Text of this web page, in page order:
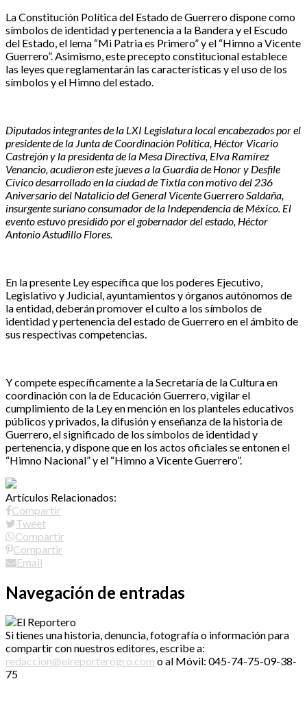
La Constitución Política del Estado de Guerrero dispone como
símbolos de identidad y pertenencia a la Bandera y el Escudo
del Estado, el lema “Mi Patria es Primero” y el “Himno a Vicente
Guerrero”. Asimismo, este precepto constitucional establece
las leyes que reglamentarán las características y el uso de los
símbolos y el Himno del estado.
Diputados integrantes de la LXI Legislatura local encabezados por el
presidente de la Junta de Coordinación Política, Héctor Vicario
Castrejón y la presidenta de la Mesa Directiva, Elva Ramírez
Venancio, acudieron este jueves a la Guardia de Honor y Desfile
Cívico desarrollado en la ciudad de Tixtla con motivo del 236
Aniversario del Natalicio del General Vicente Guerrero Saldaña,
insurgente suriano consumador de la Independencia de México. El
evento estuvo presidido por el gobernador del estado, Héctor
Antonio Astudillo Flores.
En la presente Ley específica que los poderes Ejecutivo,
Legislativo y Judicial, ayuntamientos y órganos autónomos de
la entidad, deberán promover el culto a los símbolos de
identidad y pertenencia del estado de Guerrero en el ámbito de
sus respectivas competencias.
Y compete específicamente a la Secretaría de la Cultura en
coordinación con la de Educación Guerrero, vigilar el
cumplimiento de la Ley en mención en los planteles educativos
públicos y privados, la difusión y enseñanza de la historia de
Guerrero, el significado de los símbolos de identidad y
pertenencia, y dispone que en los actos oficiales se entonen el
“Himno Nacional” y el “Himno a Vicente Guerrero”.
Artículos Relacionados:
Compartir
Tweet
Compartir
Compartir
Email
Navegación de entradas
Si tienes una historia, denuncia, fotografía o información para
compartir con nuestros editores, escribe a:
redaccion@elreporterogro.com o al Móvil: 045-74-75-09-38-
75